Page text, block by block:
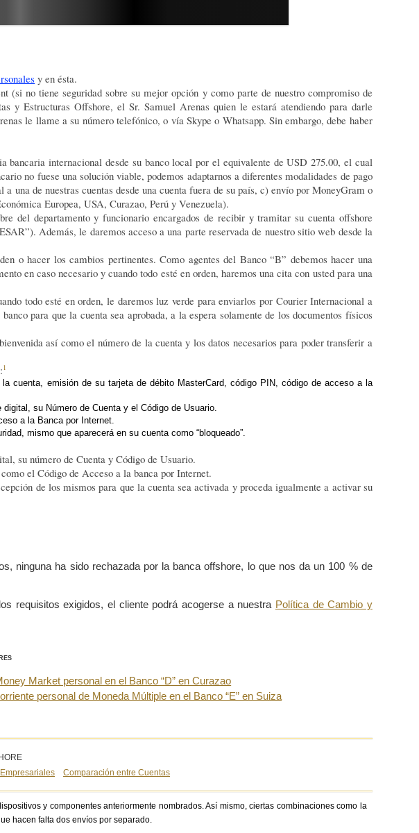
del mundo)
si el cliente decide ahorrar parte de los fondos a cambio de un
tres (3) días y le permite manejar sus fondos en línea
del solicitante. Es en US dólares o de moneda múltiple.
seguridad
en puntos de venta y por Internet, reservaciones de hotel y
USD, €, £, ¥ y otras monedas duras globales. Si la cuenta se
su cuenta, no son convertidos ni se les aplica ningún impuesto o
por ejemplo
oficinas del mismo (se puede remplazar con los tres últimos
solicitante, o en su defecto estado de cuenta bancario (de un
la cual debe memorizar para uso en casos especiales
mínimo)
y en ésta.
no tiene seguridad sobre su mejor opción y como parte de nuestro compromiso de
y Estructuras Offshore, el Sr. Samuel Arenas quien le estará atendiendo para darle
le llame a su número telefónico, o vía Skype o Whatsapp. Sin embargo, debe haber
bancaria internacional desde su banco local por el equivalente de USD 275.00, el cual
no fuese una solución viable, podemos adaptarnos a diferentes modalidades de pago
de nuestras cuentas desde una cuenta fuera de su país, c) envío por MoneyGram o
Europea, USA, Curazao, Perú y Venezuela).
del departamento y funcionario encargados de recibir y tramitar su cuenta offshore
Además, le daremos acceso a una parte reservada de nuestro sitio web desde la
o hacer los cambios pertinentes. Como agentes del Banco “B” debemos hacer una
en caso necesario y cuando todo esté en orden, haremos una cita con usted para una
todo esté en orden, le daremos luz verde para enviarlos por Courier Internacional a
para que la cuenta sea aprobada, a la espera solamente de los documentos físicos
así como el número de la cuenta y los datos necesarios para poder transferir a
1
cuenta, emisión de su tarjeta de débito MasterCard, código PIN, código de acceso a la
su Número de Cuenta y el Código de Usuario.
a la Banca por Internet.
mismo que aparecerá en su cuenta como “bloqueado”.
su número de Cuenta y Código de Usuario.
el Código de Acceso a la banca por Internet.
de los mismos para que la cuenta sea activada y proceda igualmente a activar su
ninguna ha sido rechazada por la banca offshore, lo que nos da un 100 % de
requisitos exigidos, el cliente podrá acogerse a nuestra Política de Cambio y
Market personal en el Banco “D” en Curazao
personal de Moneda Múltiple en el Banco “E” en Suiza
Comparación entre Cuentas
y componentes anteriormente nombrados. Así mismo, ciertas combinaciones como la
hacen falta dos envíos por separado.